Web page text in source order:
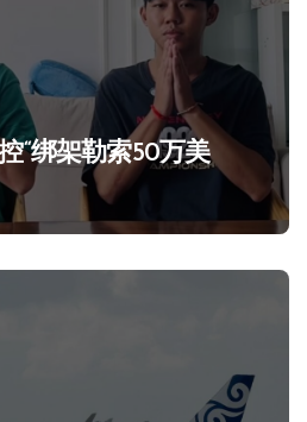
“绑架勒索50万美